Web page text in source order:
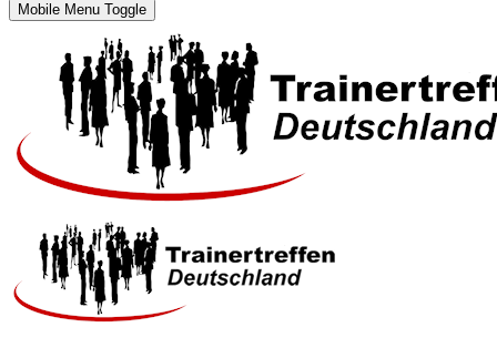
Mobile Menu Toggle